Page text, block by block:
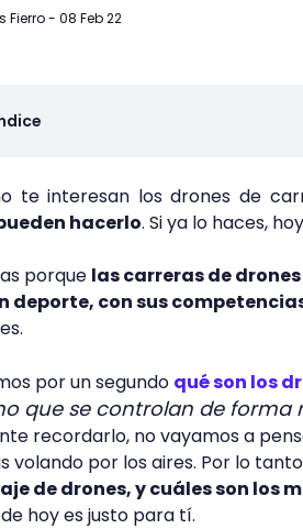
Fierro- 08 Feb 22
te interesan los drones de
hacerlo. Si ya lo haces,
porque las carreras de
deporte, con sus
por un segundo qué son los
que se controlan de forma
recordarlo, no vayamos a
volando por los aires. Por lo
de drones, y cuáles son los
hoy es justo para tí.